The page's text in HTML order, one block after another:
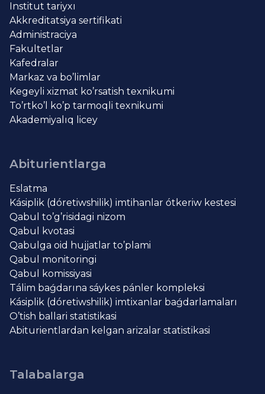
Institut tariyxı
Akkreditatsiya sertifikati
Administraciya
Fakultetlar
Kafedralar
Markaz va bo’limlar
Kegeyli xizmat ko’rsatish texnikumi
To’rtko’l ko’p tarmoqli texnikumi
Akademiyalıq licey
Abiturientlarga
Eslatma
Kásiplik (dóretiwshilik) imtihanlar ótkeriw kestesi
Qabul to’g’risidagi nizom
Qabul kvotasi
Qabulga oid hujjatlar to’plami
Qabul monitoringi
Qabul komissiyasi
Tálim baǵdarına sáykes pánler kompleksi
Kásiplik (dóretiwshilik) imtixanlar baǵdarlamaları
O’tish ballari statistikasi
Abiturientlardan kelgan arizalar statistikasi
Talabalarga